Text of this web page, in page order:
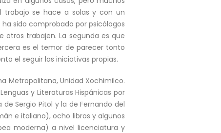
trabajo se hace a solas y con un
sido comprobado por psicólogos
otros trabajen. La segunda es que
es el temor de parecer tonto
el seguir las iniciativas propias.
Metropolitana, Unidad Xochimilco.
y Literaturas Hispánicas por
Sergio Pitol y la de Fernando del
e italiano), ocho libros y algunos
moderna) a nivel licenciatura y